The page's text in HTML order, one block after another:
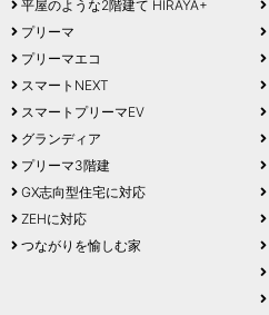
平屋のような2階建て HIRAYA+
プリーマ
プリーマエコ
スマートNEXT
スマートプリーマEV
グランディア
プリーマ3階建
GX志向型住宅に対応
ZEHに対応
つながりを愉しむ家